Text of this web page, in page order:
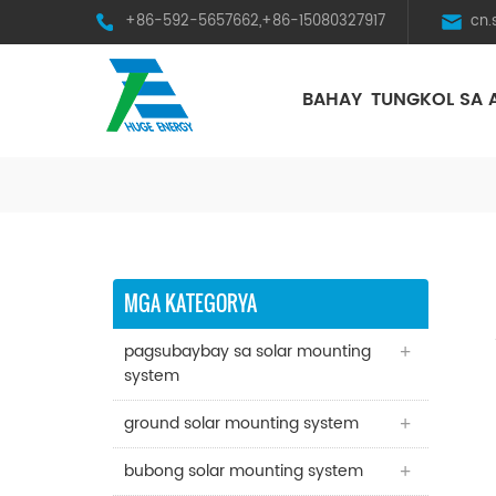
+86-592-5657662,+86-15080327917
BAHAY TUNGKOL SA
MGA KATEGORYA
pagsubaybay sa solar mounting
system
ground solar mounting system
bubong solar mounting system